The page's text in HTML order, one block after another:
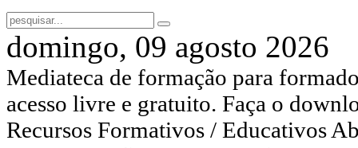
domingo, 09 agosto 2026
Mediateca de formação para
acesso livre e gratuito. Faça o
Recursos Formativos / Educativos